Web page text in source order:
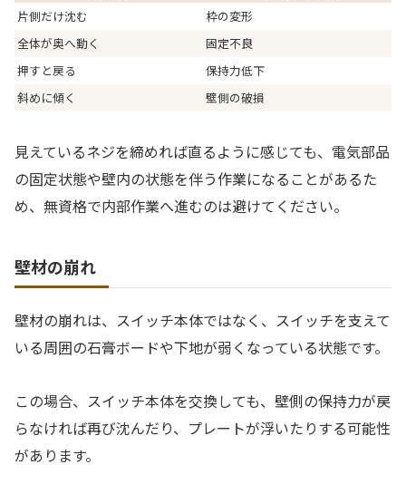
片側だけ沈む
枠の変形
全体が奥へ動く
固定不良
押すと戻る
保持力低下
斜めに傾く
壁側の破損
見えているネジを締めれば直るように感じても、電気部品
の固定状態や壁内の状態を伴う作業になることがあるた
め、無資格で内部作業へ進むのは避けてください。
壁材の崩れ
壁材の崩れは、スイッチ本体ではなく、スイッチを支えて
いる周囲の石膏ボードや下地が弱くなっている状態です。
この場合、スイッチ本体を交換しても、壁側の保持力が戻
らなければ再び沈んだり、プレートが浮いたりする可能性
があります。